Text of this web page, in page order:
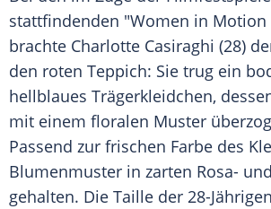
stattfindenden "Women in Motion
brachte Charlotte Casiraghi (28)
den roten Teppich: Sie trug ein
hellblaues Trägerkleidchen,
mit einem floralen Muster
Passend zur frischen Farbe des
Blumenmuster in zarten Rosa-
gehalten. Die Taille der 28-